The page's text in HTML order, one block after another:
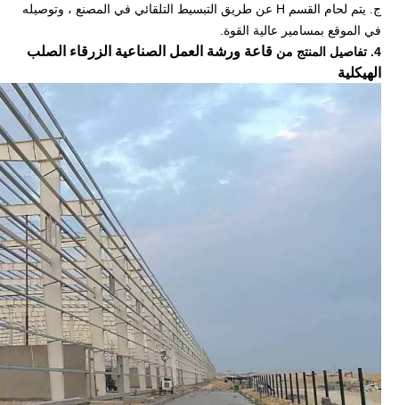
ج. يتم لحام القسم H عن طريق التبسيط التلقائي في المصنع ، وتوصيله
في الموقع بمسامير عالية القوة.
4. تفاصيل المنتج من
قاعة ورشة العمل الصناعية الزرقاء الصلب
الهيكلية